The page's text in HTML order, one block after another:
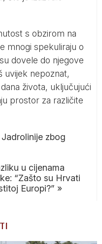
s obzirom na
mnogi spekuliraju o
dovele do njegove
uvijek nepoznat,
života, uključujući
prostor za različite
zbog
u cijenama
“Zašto su Hrvati
Europi?” »